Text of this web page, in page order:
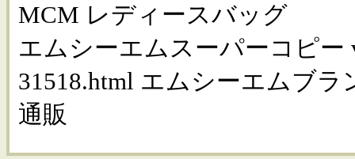
MCM レディースバッグ
エムシーエムスーパーコピー
31518.html エムシーエムブラ
通販